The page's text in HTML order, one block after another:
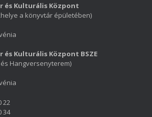
és Kulturális Központ
a könyvtár épületében)
és Kulturális Központ BSZE
Hangversenyterem)
22
34